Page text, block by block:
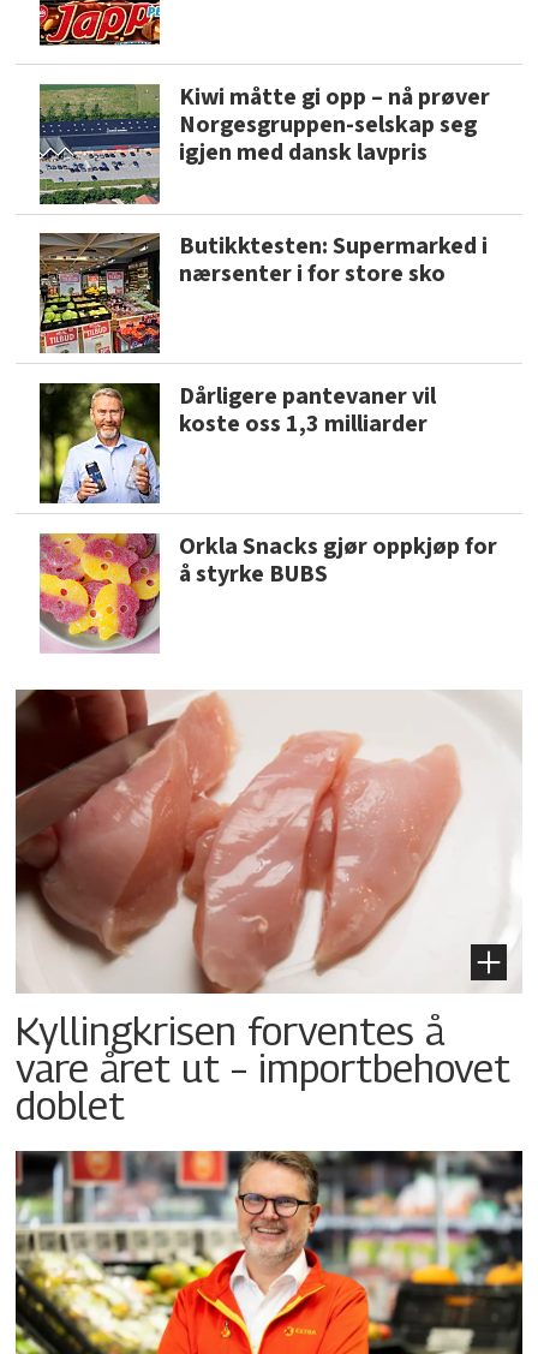
Kiwi måtte gi opp – nå prøver
Norgesgruppen-selskap seg
igjen med dansk lavpris
Butikktesten: Supermarked i
nærsenter i for store sko
Dårligere pantevaner vil
koste oss 1,3 milliarder
Orkla Snacks gjør oppkjøp for
å styrke BUBS
Kyllingkrisen forventes å
vare året ut – importbehovet
doblet